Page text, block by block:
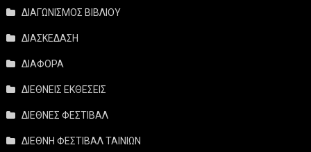
ΔΙΑΓΩΝΙΣΜΟΣ ΒΙΒΛΙΟΥ
ΔΙΑΣΚΕΔΑΣΗ
ΔΙΑΦΟΡΑ
ΔΙΕΘΝΕΙΣ ΕΚΘΕΣΕΙΣ
ΔΙΕΘΝΕΣ ΦΕΣΤΙΒΑΛ
ΔΙΕΘΝΗ ΦΕΣΤΙΒΑΛ ΤΑΙΝΙΩΝ